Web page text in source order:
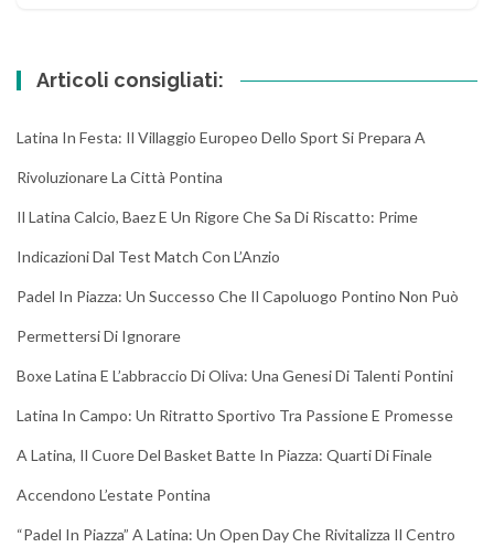
Articoli consigliati:
Latina In Festa: Il Villaggio Europeo Dello Sport Si Prepara A
Rivoluzionare La Città Pontina
Il Latina Calcio, Baez E Un Rigore Che Sa Di Riscatto: Prime
Indicazioni Dal Test Match Con L’Anzio
Padel In Piazza: Un Successo Che Il Capoluogo Pontino Non Può
Permettersi Di Ignorare
Boxe Latina E L’abbraccio Di Oliva: Una Genesi Di Talenti Pontini
Latina In Campo: Un Ritratto Sportivo Tra Passione E Promesse
A Latina, Il Cuore Del Basket Batte In Piazza: Quarti Di Finale
Accendono L’estate Pontina
“Padel In Piazza” A Latina: Un Open Day Che Rivitalizza Il Centro